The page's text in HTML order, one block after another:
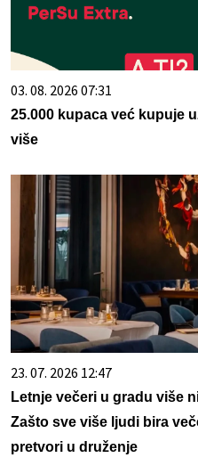
03. 08. 2026 07:31
25.000 kupaca već kupuje
više
23. 07. 2026 12:47
Letnje večeri u gradu više
Zašto sve više ljudi bira
pretvori u druženje